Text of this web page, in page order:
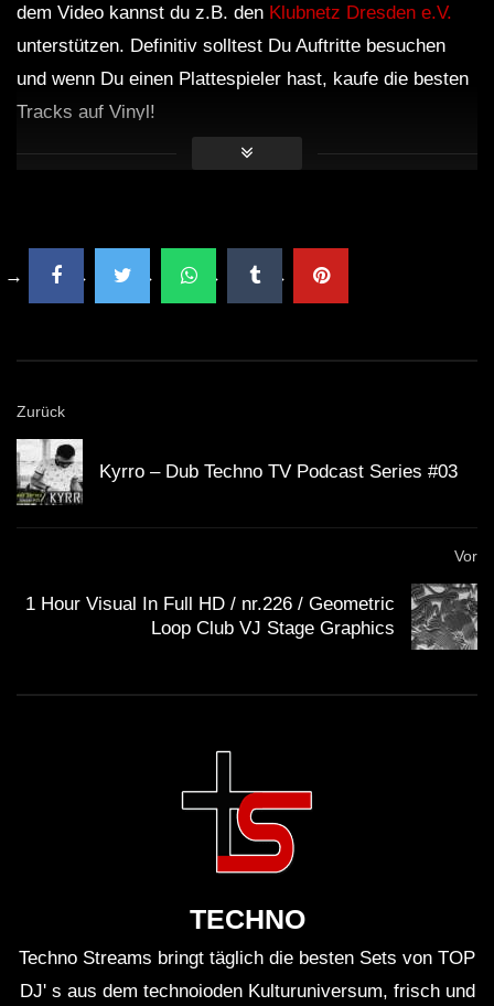
dem Video kannst du z.B. den Klubnetz Dresden e.V.
unterstützen. Definitiv solltest Du Auftritte besuchen
und wenn Du einen Plattespieler hast, kaufe die besten
Tracks auf Vinyl!
Zurück
Kyrro – Dub Techno TV Podcast Series #03
Vor
1 Hour Visual In Full HD / nr.226 / Geometric
Loop Club VJ Stage Graphics
TECHNO
Techno Streams bringt täglich die besten Sets von TOP
DJ' s aus dem technoioden Kulturuniversum, frisch und